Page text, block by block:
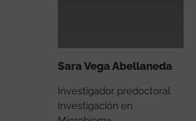
Sara Vega Abellaneda
Investigador predoctoral
Investigación en